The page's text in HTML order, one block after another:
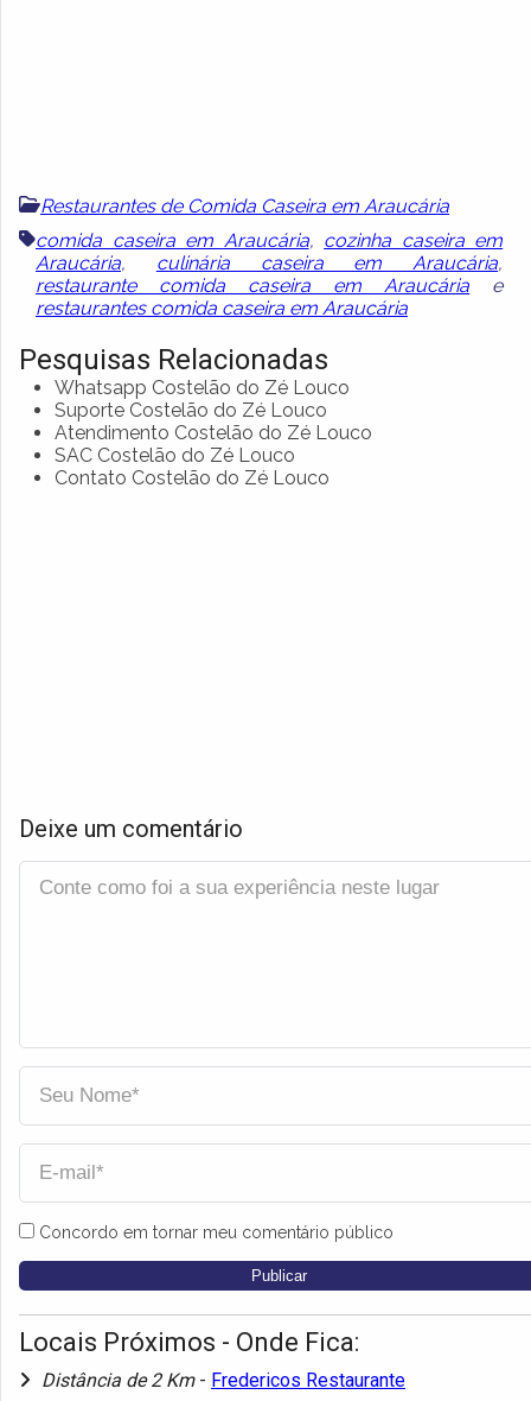
Restaurantes de Comida Caseira em Araucária
comida caseira em Araucária, cozinha caseira em
Araucária, culinária caseira em Araucária,
restaurante comida caseira em Araucária e
restaurantes comida caseira em Araucária
Pesquisas Relacionadas
Whatsapp Costelão do Zé Louco
Suporte Costelão do Zé Louco
Atendimento Costelão do Zé Louco
SAC Costelão do Zé Louco
Contato Costelão do Zé Louco
Deixe um comentário
Concordo em tornar meu comentário público
Locais Próximos - Onde Fica:
Distância de 2 Km - Fredericos Restaurante